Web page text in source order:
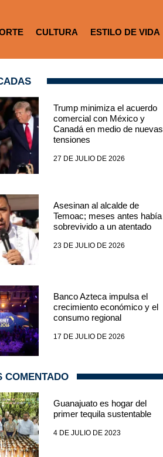
CULTURA ESTILO DE VIDA
Trump minimiza el acuerdo
comercial con México y
Canadá en medio de nuevas
tensiones
27 DE JULIO DE 2026
Asesinan al alcalde de
Temoac; meses antes había
sobrevivido a un atentado
23 DE JULIO DE 2026
Banco Azteca impulsa el
crecimiento económico y el
consumo regional
17 DE JULIO DE 2026
COMENTADO
Guanajuato es hogar del
primer tequila sustentable
4 DE JULIO DE 2023